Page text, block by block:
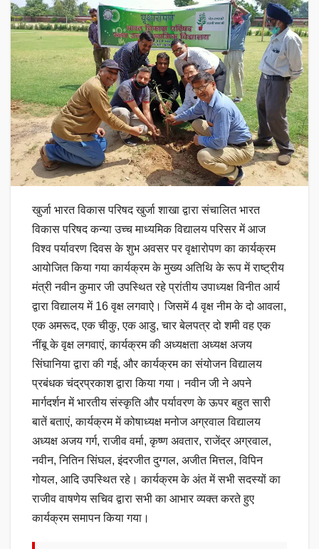
खुर्जा भारत विकास परिषद खुर्जा शाखा द्वारा संचालित भारत
विकास परिषद कन्या उच्च माध्यमिक विद्यालय परिसर में आज
विश्व पर्यावरण दिवस के शुभ अवसर पर वृक्षारोपण का कार्यक्रम
आयोजित किया गया कार्यक्रम के मुख्य अतिथि के रूप में राष्ट्रीय
मंत्री नवीन कुमार जी उपस्थित रहे प्रांतीय उपाध्यक्ष विनीत आर्य
द्वारा विद्यालय में 16 वृक्ष लगवाऐ। जिसमें 4 वृक्ष नीम के दो आवला,
एक अमरूद, एक चीकु, एक आडु, चार बेलपत्र दो शमी वह एक
नींबू के वृक्ष लगवाएं, कार्यक्रम की अध्यक्षता अध्यक्ष अजय
सिंघानिया द्वारा की गई, और कार्यक्रम का संयोजन विद्यालय
प्रबंधक चंद्रप्रकाश द्वारा किया गया। नवीन जी ने अपने
मार्गदर्शन में भारतीय संस्कृति और पर्यावरण के ऊपर बहुत सारी
बातें बताएं, कार्यक्रम में कोषाध्यक्ष मनोज अग्रवाल विद्यालय
अध्यक्ष अजय गर्ग, राजीव वर्मा, कृष्ण अवतार, राजेंद्र अग्रवाल,
नवीन, नितिन सिंघल, इंदरजीत दुग्गल, अजीत मित्तल, विपिन
गोयल, आदि उपस्थित रहे। कार्यक्रम के अंत में सभी सदस्यों का
राजीव वाषणेय सचिव द्वारा सभी का आभार व्यक्त करते हुए
कार्यक्रम समापन किया गया।